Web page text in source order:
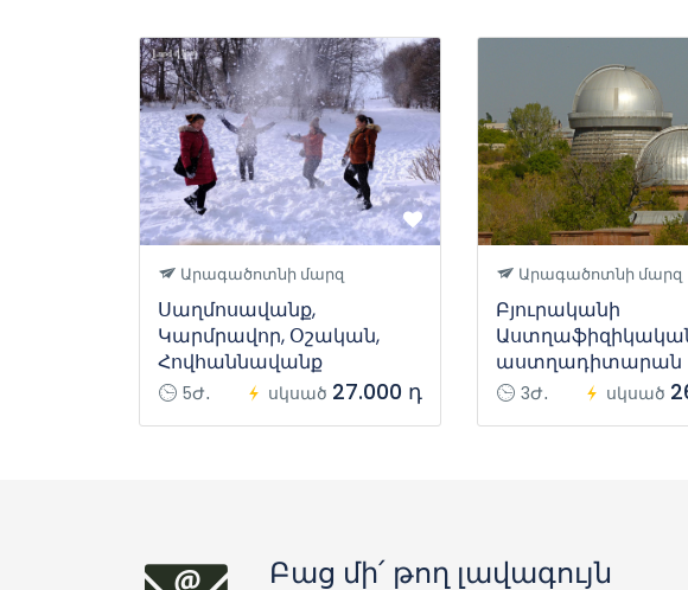
Արագածոտնի մարզ
Սաղմոսավանք,
Կարմրավոր, Օշական,
Հովհաննավանք
5Ժ․ սկսած 27.000 դ
Արագածոտնի մարզ
Բյուրականի
աստղադիտարան
3Ժ․ սկսած
Բաց մի՛ թող լավագույն